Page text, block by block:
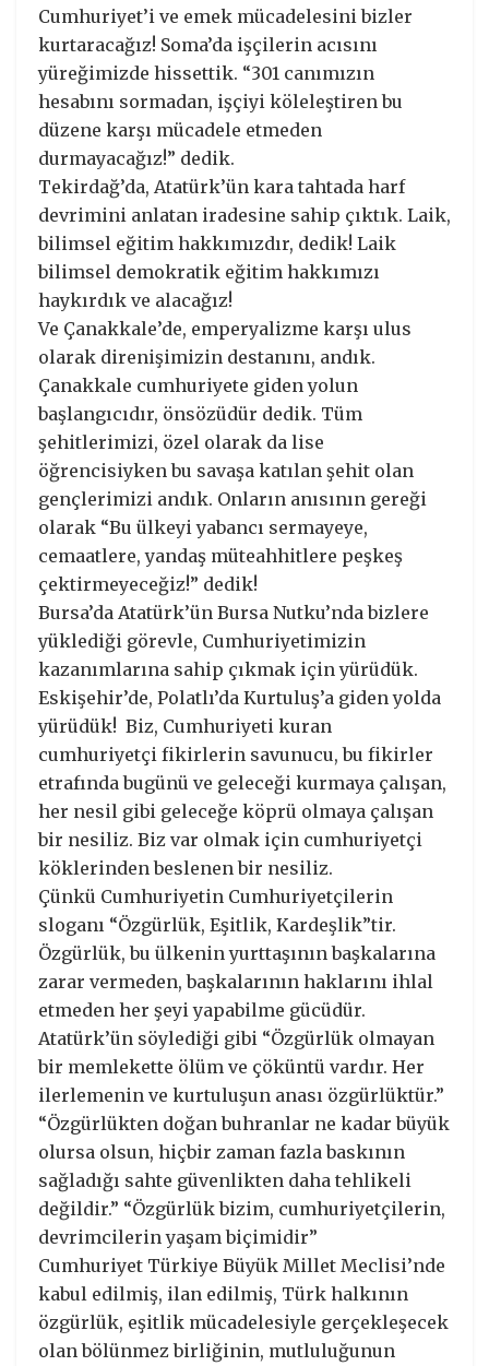
Cumhuriyet’i ve emek mücadelesini bizler
kurtaracağız! Soma’da işçilerin acısını
yüreğimizde hissettik. “301 canımızın
hesabını sormadan, işçiyi köleleştiren bu
düzene karşı mücadele etmeden
durmayacağız!” dedik.
Tekirdağ’da, Atatürk’ün kara tahtada harf
devrimini anlatan iradesine sahip çıktık. Laik,
bilimsel eğitim hakkımızdır, dedik! Laik
bilimsel demokratik eğitim hakkımızı
haykırdık ve alacağız!
Ve Çanakkale’de, emperyalizme karşı ulus
olarak direnişimizin destanını, andık.
Çanakkale cumhuriyete giden yolun
başlangıcıdır, önsözüdür dedik. Tüm
şehitlerimizi, özel olarak da lise
öğrencisiyken bu savaşa katılan şehit olan
gençlerimizi andık. Onların anısının gereği
olarak “Bu ülkeyi yabancı sermayeye,
cemaatlere, yandaş müteahhitlere peşkeş
çektirmeyeceğiz!” dedik!
Bursa’da Atatürk’ün Bursa Nutku’nda bizlere
yüklediği görevle, Cumhuriyetimizin
kazanımlarına sahip çıkmak için yürüdük.
Eskişehir’de, Polatlı’da Kurtuluş’a giden yolda
yürüdük! Biz, Cumhuriyeti kuran
cumhuriyetçi fikirlerin savunucu, bu fikirler
etrafında bugünü ve geleceği kurmaya çalışan,
her nesil gibi geleceğe köprü olmaya çalışan
bir nesiliz. Biz var olmak için cumhuriyetçi
köklerinden beslenen bir nesiliz.
Çünkü Cumhuriyetin Cumhuriyetçilerin
sloganı “Özgürlük, Eşitlik, Kardeşlik”tir.
Özgürlük, bu ülkenin yurttaşının başkalarına
zarar vermeden, başkalarının haklarını ihlal
etmeden her şeyi yapabilme gücüdür.
Atatürk’ün söylediği gibi “Özgürlük olmayan
bir memlekette ölüm ve çöküntü vardır. Her
ilerlemenin ve kurtuluşun anası özgürlüktür.”
“Özgürlükten doğan buhranlar ne kadar büyük
olursa olsun, hiçbir zaman fazla baskının
sağladığı sahte güvenlikten daha tehlikeli
değildir.” “Özgürlük bizim, cumhuriyetçilerin,
devrimcilerin yaşam biçimidir”
Cumhuriyet Türkiye Büyük Millet Meclisi’nde
kabul edilmiş, ilan edilmiş, Türk halkının
özgürlük, eşitlik mücadelesiyle gerçekleşecek
olan bölünmez birliğinin, mutluluğunun